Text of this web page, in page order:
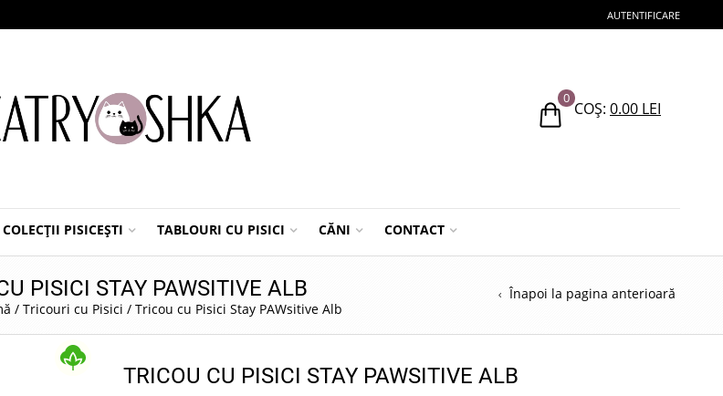
AUTENTIFICARE
0
COȘ: 0.00 LEI
COLECȚII PISICEȘTI TABLOURI CU PISICI CĂNI CONTACT
PISICI STAY PAWSITIVE ALB
/ Tricouri cu Pisici / Tricou cu Pisici Stay PAWsitive Alb
Înapoi la pagina anterioară
TRICOU CU PISICI STAY PAWSITIVE ALB